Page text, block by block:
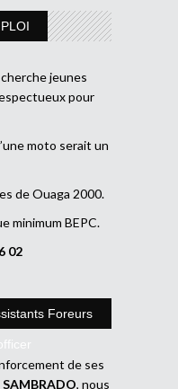
jeunes
pour
moto serait un
de Ouaga 2000.
minimum BEPC.
02
Foreurs
de ses
SAMBRADO, nous